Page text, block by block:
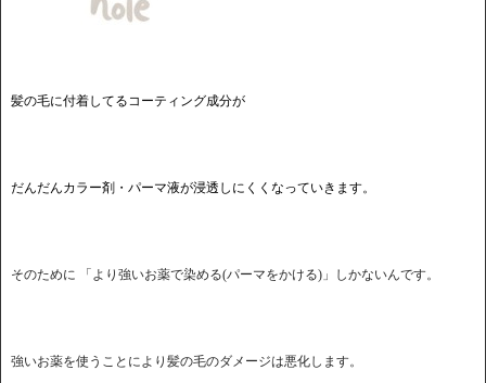
髪の毛に付着してるコーティング成分が
だんだんカラー剤・パーマ液が浸透しにくくなっていきます。
そのために 「より強いお薬で染める(パーマをかける)」しかないんです。
強いお薬を使うことにより髪の毛のダメージは悪化します。